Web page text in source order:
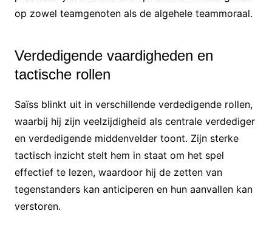
op zowel teamgenoten als de algehele teammoraal.
Verdedigende vaardigheden en
tactische rollen
Saïss blinkt uit in verschillende verdedigende rollen,
waarbij hij zijn veelzijdigheid als centrale verdediger
en verdedigende middenvelder toont. Zijn sterke
tactisch inzicht stelt hem in staat om het spel
effectief te lezen, waardoor hij de zetten van
tegenstanders kan anticiperen en hun aanvallen kan
verstoren.